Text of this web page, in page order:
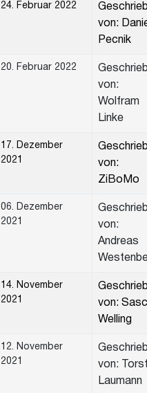
24. Februar 2022
von:
Pecnik
20. Februar 2022
von:
Wolfram
Linke
17. Dezember
2021
von:
ZiBoMo
06. Dezember
2021
von:
Andreas
14. November
2021
von:
Welling
12. November
2021
von:
Laumann